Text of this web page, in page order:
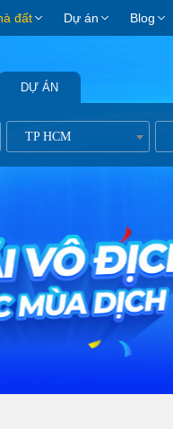
đất Dự án Blog
DỰ ÁN
TP HCM